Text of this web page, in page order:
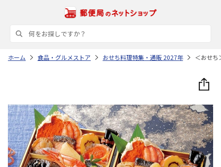
ホーム 食品・グルメストア おせち料理特集・通販 2027年 ＜おせ